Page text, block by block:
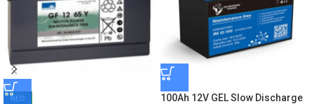
ΝΕΟ
100Ah 12V GEL Slow Discharge